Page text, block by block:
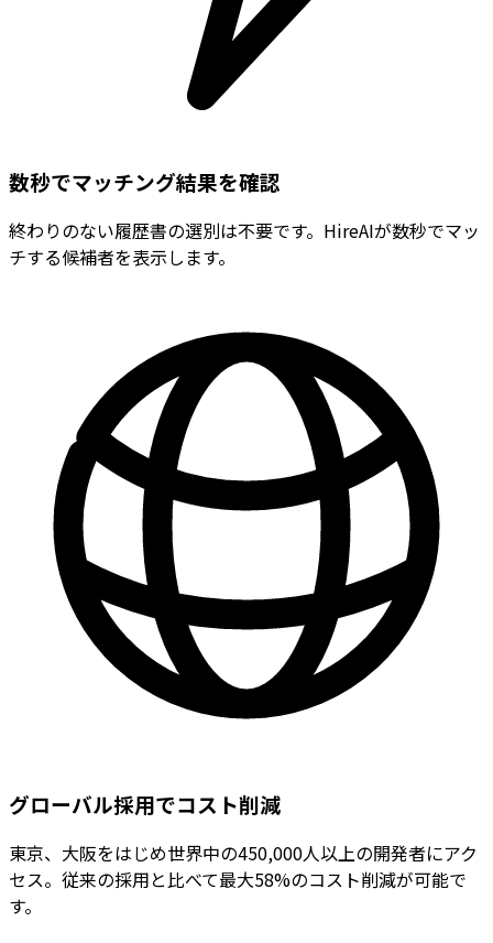
数秒でマッチング結果を確認
終わりのない履歴書の選別は不要です。HireAIが数秒でマッ
チする候補者を表示します。
グローバル採用でコスト削減
東京、大阪をはじめ世界中の450,000人以上の開発者にアク
セス。従来の採用と比べて最大58%のコスト削減が可能で
す。